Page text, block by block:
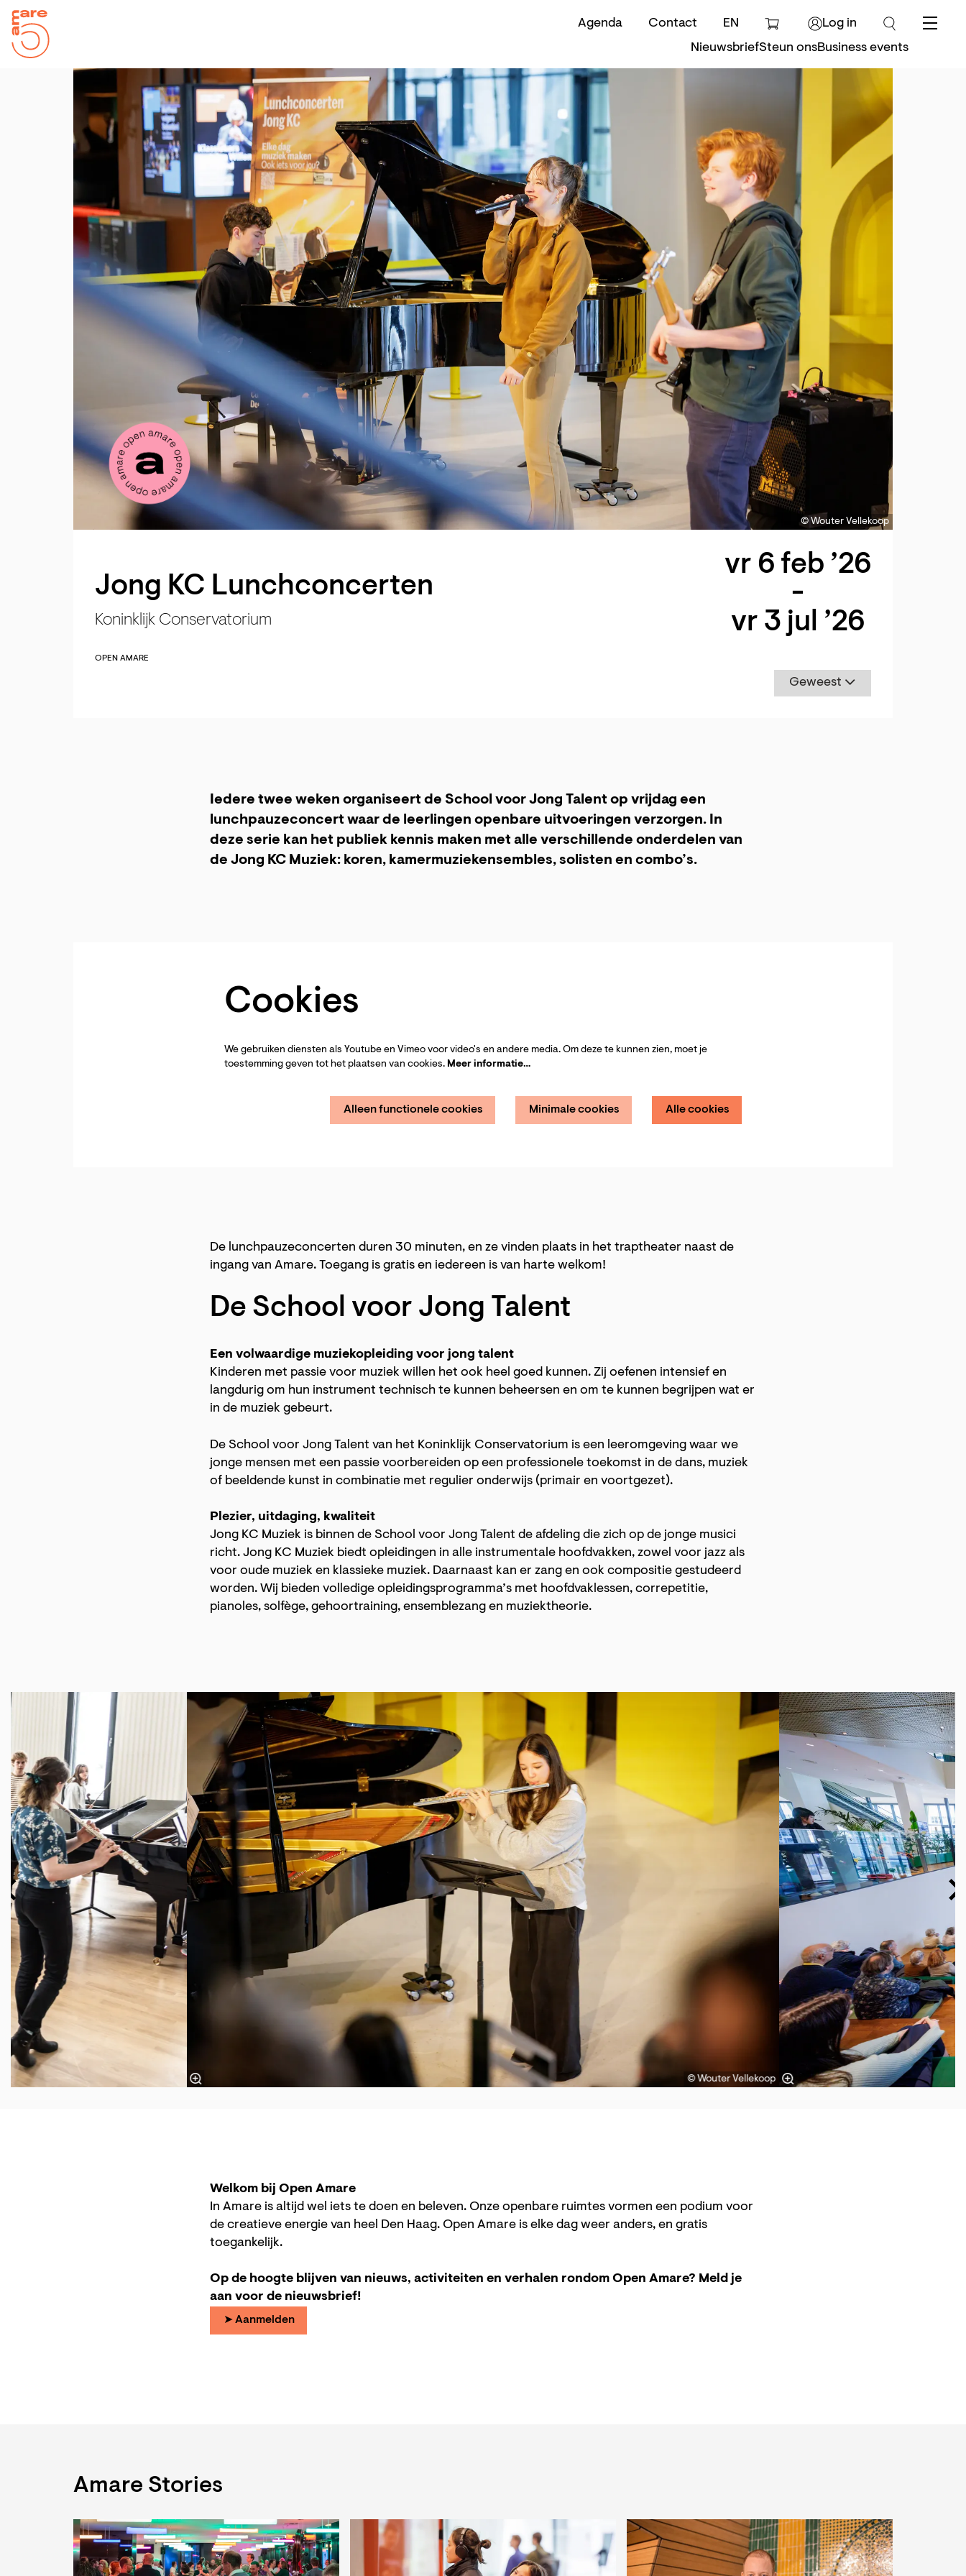
Agenda Contact EN
Log in
NieuwsbriefSteun onsBusiness events
© Wouter Vellekoop
Jong KC Lunchconcerten
Koninklijk Conservatorium
OPEN AMARE
vr 6 feb ’26
-
vr 3 jul ’26
Geweest
Iedere twee weken organiseert de School voor Jong Talent op vrijdag een
lunchpauzeconcert waar de leerlingen openbare uitvoeringen verzorgen. In
deze serie kan het publiek kennis maken met alle verschillende onderdelen van
de Jong KC Muziek: koren, kamermuziekensembles, solisten en combo’s.
Cookies
We gebruiken diensten als Youtube en Vimeo voor video's en andere media. Om deze te kunnen zien, moet je
toestemming geven tot het plaatsen van cookies. Meer informatie…
Alleen functionele cookies Minimale cookies Alle cookies
De lunchpauzeconcerten duren 30 minuten, en ze vinden plaats in het traptheater naast de
ingang van Amare. Toegang is gratis en iedereen is van harte welkom!
De School voor Jong Talent
Een volwaardige muziekopleiding voor jong talent
Kinderen met passie voor muziek willen het ook heel goed kunnen. Zij oefenen intensief en
langdurig om hun instrument technisch te kunnen beheersen en om te kunnen begrijpen wat er
in de muziek gebeurt.
De School voor Jong Talent van het Koninklijk Conservatorium is een leeromgeving waar we
jonge mensen met een passie voorbereiden op een professionele toekomst in de dans, muziek
of beeldende kunst in combinatie met regulier onderwijs (primair en voortgezet).
Plezier, uitdaging, kwaliteit
Jong KC Muziek is binnen de School voor Jong Talent de afdeling die zich op de jonge musici
richt. Jong KC Muziek biedt opleidingen in alle instrumentale hoofdvakken, zowel voor jazz als
voor oude muziek en klassieke muziek. Daarnaast kan er zang en ook compositie gestudeerd
worden. Wij bieden volledige opleidingsprogramma’s met hoofdvaklessen, correpetitie,
pianoles, solfège, gehoortraining, ensemblezang en muziektheorie.
Overslaan
© Wouter Vellekoop
Welkom bij Open Amare
In Amare is altijd wel iets te doen en beleven. Onze openbare ruimtes vormen een podium voor
de creatieve energie van heel Den Haag. Open Amare is elke dag weer anders, en gratis
toegankelijk.
Op de hoogte blijven van nieuws, activiteiten en verhalen rondom Open Amare? Meld je
aan voor de nieuwsbrief!
➤ Aanmelden
Amare Stories